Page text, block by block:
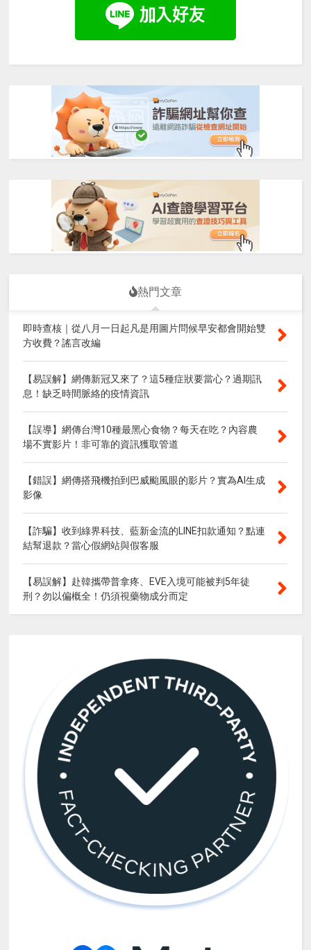
熱門文章
即時查核｜從八月一日起凡是用圖片問候早安都會開始雙
方收費？謠言改編
【易誤解】網傳新冠又來了？這5種症狀要當心？過期訊
息！缺乏時間脈絡的疫情資訊
【誤導】網傳台灣10種最黑心食物？每天在吃？內容農
場不實影片！非可靠的資訊獲取管道
【錯誤】網傳搭飛機拍到巴威颱風眼的影片？實為AI生成
影像
【詐騙】收到綠界科技、藍新金流的LINE扣款通知？點連
結幫退款？當心假網站與假客服
【易誤解】赴韓攜帶普拿疼、EVE入境可能被判5年徒
刑？勿以偏概全！仍須視藥物成分而定